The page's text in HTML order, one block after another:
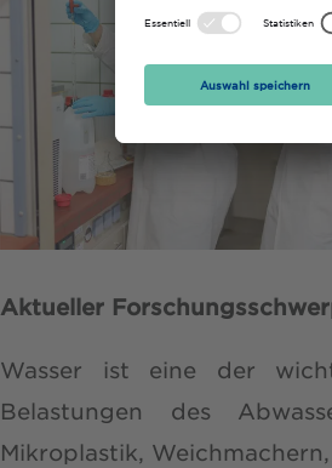
Aktueller
Wasser ist eine der
Belastungen des
Mikroplastik,